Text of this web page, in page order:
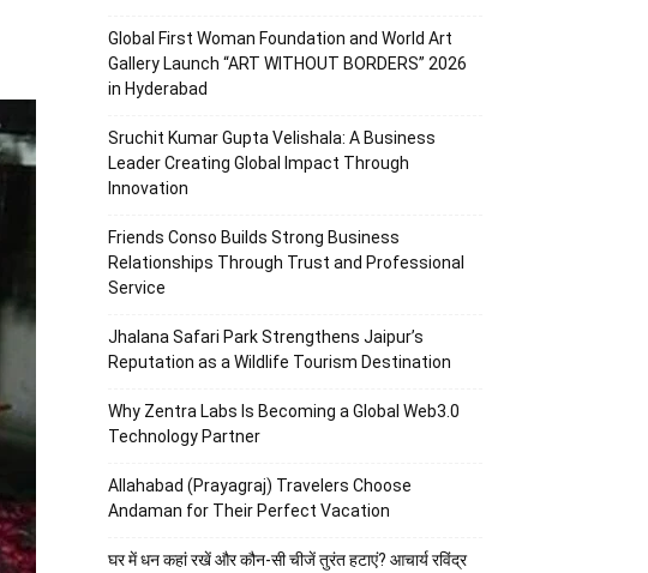
Global First Woman Foundation and World Art
Gallery Launch “ART WITHOUT BORDERS” 2026
in Hyderabad
Sruchit Kumar Gupta Velishala: A Business
Leader Creating Global Impact Through
Innovation
Friends Conso Builds Strong Business
Relationships Through Trust and Professional
Service
Jhalana Safari Park Strengthens Jaipur’s
Reputation as a Wildlife Tourism Destination
Why Zentra Labs Is Becoming a Global Web3.0
Technology Partner
Allahabad (Prayagraj) Travelers Choose
Andaman for Their Perfect Vacation
घर में धन कहां रखें और कौन-सी चीजें तुरंत हटाएं? आचार्य रविंद्र